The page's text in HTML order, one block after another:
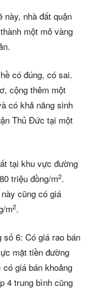
nhà đất quận
một mỏ vàng
có đúng, có sai.
cộng thêm một
có khả năng sinh
Thủ Đức tại một
tại khu vực đường
triệu đồng/m2.
cũng có giá
m2.
6: Có giá rao bán
mặt tiền đường
giá bán khoảng
4 trung bình cũng